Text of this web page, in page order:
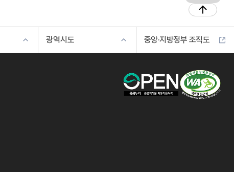
광역시도 중앙·지방정부 조직도